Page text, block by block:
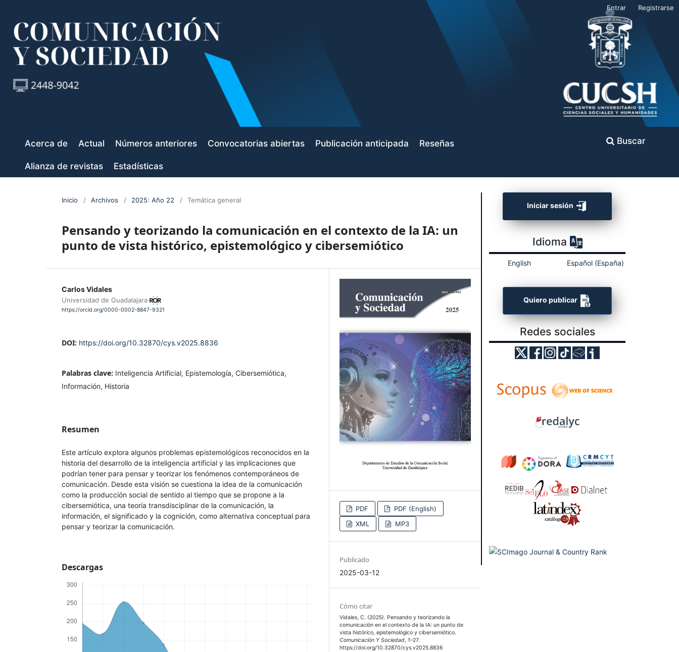
Acerca de Actual Números anteriores Convocatorias abiertas Publicación anticipada Reseñas
Alianza de revistas Estadísticas
Buscar
Entrar Registrarse
Inicio / Archivos / 2025: Año 22 / Temática general
Pensando y teorizando la comunicación en el contexto de la IA: un
punto de vista histórico, epistemológico y cibersemiótico
Carlos Vidales
Universidad de Guadalajara
https://orcid.org/0000-0002-8847-9321
DOI: https://doi.org/10.32870/cys.v2025.8836
Palabras clave: Inteligencia Artificial, Epistemología, Cibersemiótica,
Información, Historia
Resumen
Este artículo explora algunos problemas epistemológicos reconocidos en la
historia del desarrollo de la inteligencia artificial y las implicaciones que
podrían tener para pensar y teorizar los fenómenos contemporáneos de
comunicación. Desde esta visión se cuestiona la idea de la comunicación
como la producción social de sentido al tiempo que se propone a la
cibersemiótica, una teoría transdisciplinar de la comunicación, la
información, el significado y la cognición, como alternativa conceptual para
pensar y teorizar la comunicación.
Descargas
PDF
PDF (English)
XML
MP3
Publicado
2025-03-12
Cómo citar
Vidales, C. (2025). Pensando y teorizando la
comunicación en el contexto de la IA: un punto de
vista histórico, epistemológico y cibersemiótico.
Comunicación Y Sociedad, 1–27.
https://doi.org/10.32870/cys.v2025.8836
Iniciar sesión
Idioma
English Español (España)
Quiero publicar
Redes sociales